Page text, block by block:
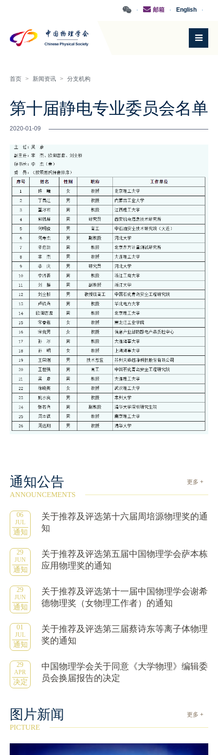
·
English
·
邮箱
·
首页 > 新闻资讯 > 分支机构
第十届静电专业委员会名单
2020-01-09
通知公告 更多 +
ANNOUNCEMENTS
06
JUL
通知
关于推荐及评选第十六届周培源物理奖的通
知
29
JUN
通知
关于推荐及评选第五届中国物理学会萨本栋
应用物理奖的通知
29
JUN
通知
关于推荐及评选第十一届中国物理学会谢希
德物理奖（女物理工作者）的通知
01
JUL
通知
关于推荐及评选第三届蔡诗东等离子体物理
奖的通知
29
APR
决定
中国物理学会关于同意《大学物理》编辑委
员会换届报告的决定
更多 +
图片新闻
PICTURE